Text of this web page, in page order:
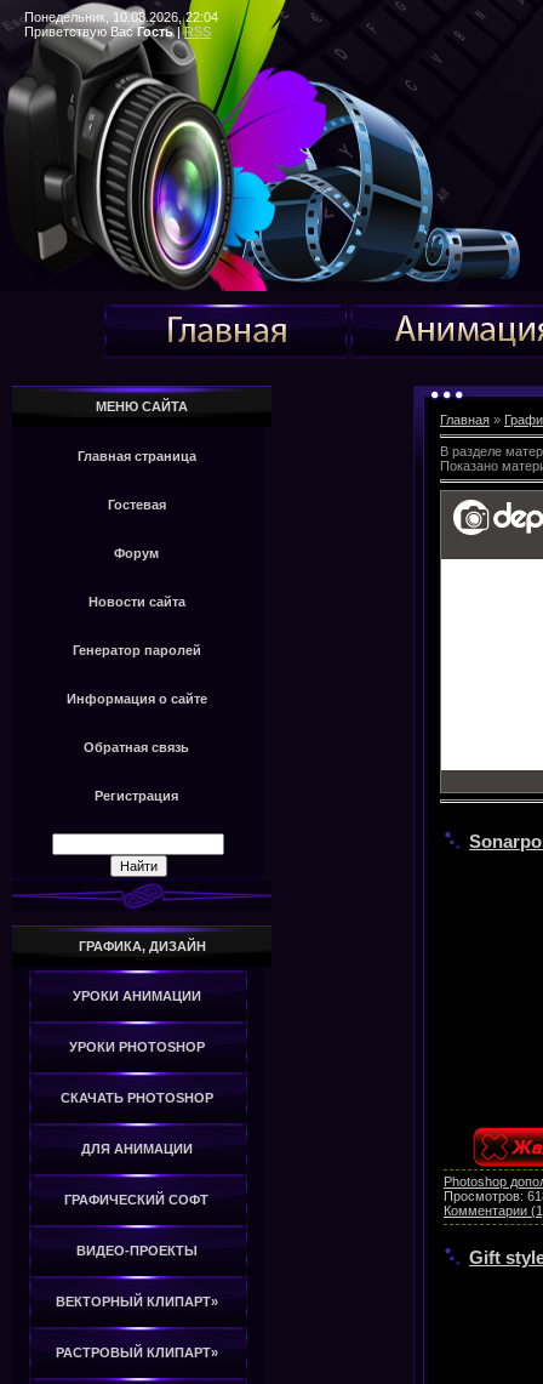
Понедельник, 10.08.2026, 22:04
Приветствую Вас Гость|RSS
МЕНЮ САЙТА
Главная страница
Гостевая
Форум
Новости сайта
Генератор паролей
Информация о сайте
Обратная связь
Регистрация
ГРАФИКА, ДИЗАЙН
УРОКИ АНИМАЦИИ
УРОКИ PHOTOSHOP
СКАЧАТЬ PHOTOSHOP
ДЛЯ АНИМАЦИИ
ГРАФИЧЕСКИЙ СОФТ
ВИДЕО-ПРОЕКТЫ
ВЕКТОРНЫЙ КЛИПАРТ»
РАСТРОВЫЙ КЛИПАРТ»
Главная »
В разделе
Показано
Photoshop
Просмотров:
Комментарии
Gift